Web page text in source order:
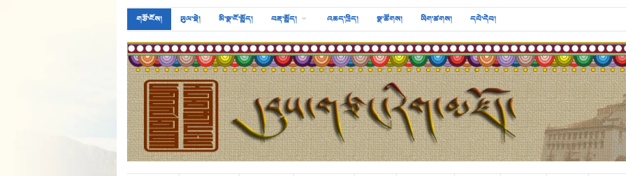
གཙོ་ངོས། ཡུལ་སྡེ། མི་སྣ་ངོ་སྤྲོད། བརྡ་སྤྲོད། འཆད་ཁྲིད། སྣ་ཚོགས། ཡིག་ཚགས། དཔེ་དེབ།